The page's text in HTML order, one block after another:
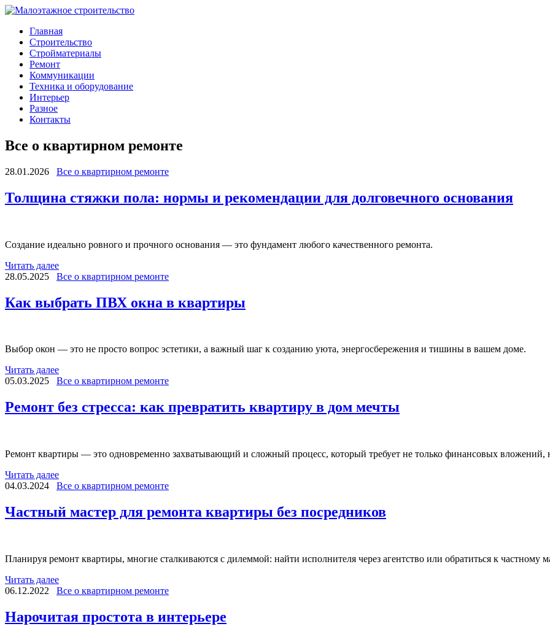
Главная
Строительство
Стройматериалы
Ремонт
Коммуникации
Техника и оборудование
Интерьер
Разное
Контакты
Все о квартирном ремонте
28.01.2026 Все о квартирном ремонте
Толщина стяжки пола: нормы и рекомендации для долговечного основания
Создание идеально ровного и прочного основания — это фундамент любого качественного ремонта.
Читать далее
28.05.2025
Все о квартирном ремонте
Как выбрать ПВХ окна в квартиры
Выбор окон — это не просто вопрос эстетики, а важный шаг к созданию уюта, энергосбережения и тишины в вашем доме.
Читать далее
05.03.2025
Все о квартирном ремонте
Ремонт без стресса: как превратить квартиру в дом мечты
Ремонт квартиры — это одновременно захватывающий и сложный процесс, который требует не только финансовых вложений,
Читать далее
04.03.2024
Все о квартирном ремонте
Частный мастер для ремонта квартиры без посредников
Планируя ремонт квартиры, многие сталкиваются с дилеммой: найти исполнителя через агентство или обратиться к частному
Читать далее
06.12.2022
Все о квартирном ремонте
Нарочитая простота в интерьере